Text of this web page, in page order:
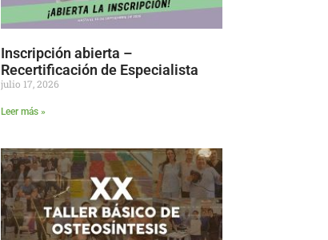
Inscripción abierta –
Recertificación de Especialista
julio 17, 2026
Leer más »